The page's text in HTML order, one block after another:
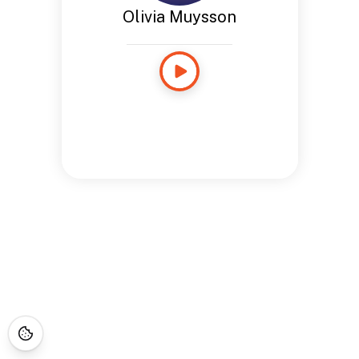
Olivia Muysson